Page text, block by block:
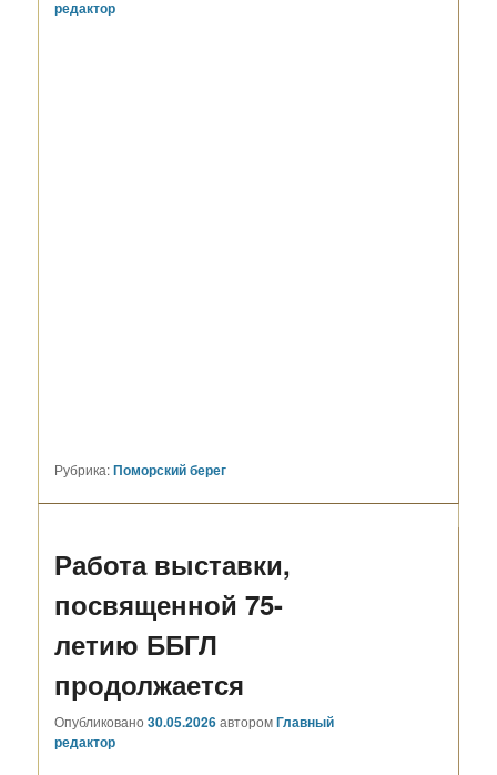
редактор
Рубрика:Поморский берег
Работа выставки,
посвященной 75-
летию ББГЛ
продолжается
Опубликовано30.05.2026авторомГлавный
редактор